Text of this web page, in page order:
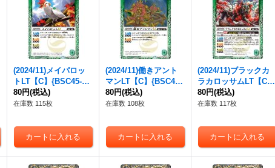
(2024/11)メイパロッ
トLT【C】{BSC45-03
4}《緑》
80円(税込)
在庫数 115枚
(2024/11)働きアント
マンLT【C】{BSC45-
035}《緑》
80円(税込)
在庫数 108枚
(2024/11)ブラックカ
ラカロッサムLT【C】
{BSC45-036}《緑》
80円(税込)
在庫数 117枚